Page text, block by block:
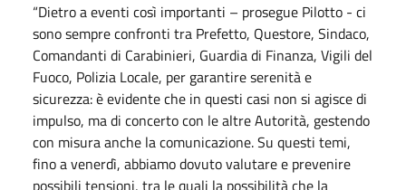
“Dietro a eventi così importanti – prosegue Pilotto - ci
sono sempre confronti tra Prefetto, Questore, Sindaco,
Comandanti di Carabinieri, Guardia di Finanza, Vigili del
Fuoco, Polizia Locale, per garantire serenità e
sicurezza: è evidente che in questi casi non si agisce di
impulso, ma di concerto con le altre Autorità, gestendo
con misura anche la comunicazione. Su questi temi,
fino a venerdì, abbiamo dovuto valutare e prevenire
possibili tensioni, tra le quali la possibilità che la